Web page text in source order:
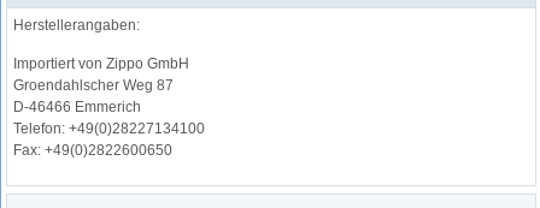
Herstellerangaben:
Importiert von Zippo GmbH
Groendahlscher Weg 87
D-46466 Emmerich
Telefon: +49(0)28227134100
Fax: +49(0)2822600650